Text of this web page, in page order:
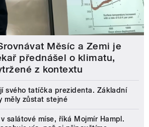
Měsíc a Zemi je
přednášel o klimatu,
z kontextu
svého tatíčka prezidenta. Základní
měly zůstat stejné
salátové míse, říká Mojmír Hampl.